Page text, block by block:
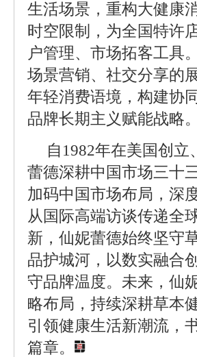
生活场景，重构大健康
时空限制，为全国特许
户管理、市场拓客工具
场景营销、社交分享的
年轻消费语境，构建协
品牌长期主义赋能战略。
自1982年在美国创
蕾德深耕中国市场三十
加码中国市场布局，深
从国际高端访谈传递全
新，仙妮蕾德始终坚守
品护城河，以数实融合
守品牌温度。未来，仙
略布局，持续深耕草本
引领健康生活新潮流，
篇章。